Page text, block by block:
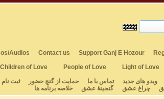
Audios Contact us Support Ganj E Hozour
Children of Love People of Love Light of Love
ویدو های جدید تماس با ما حمایت از گنچ حضور ثبت نام
چراغ عشق گنجینهٔ عشق خلاصه برنامه ها